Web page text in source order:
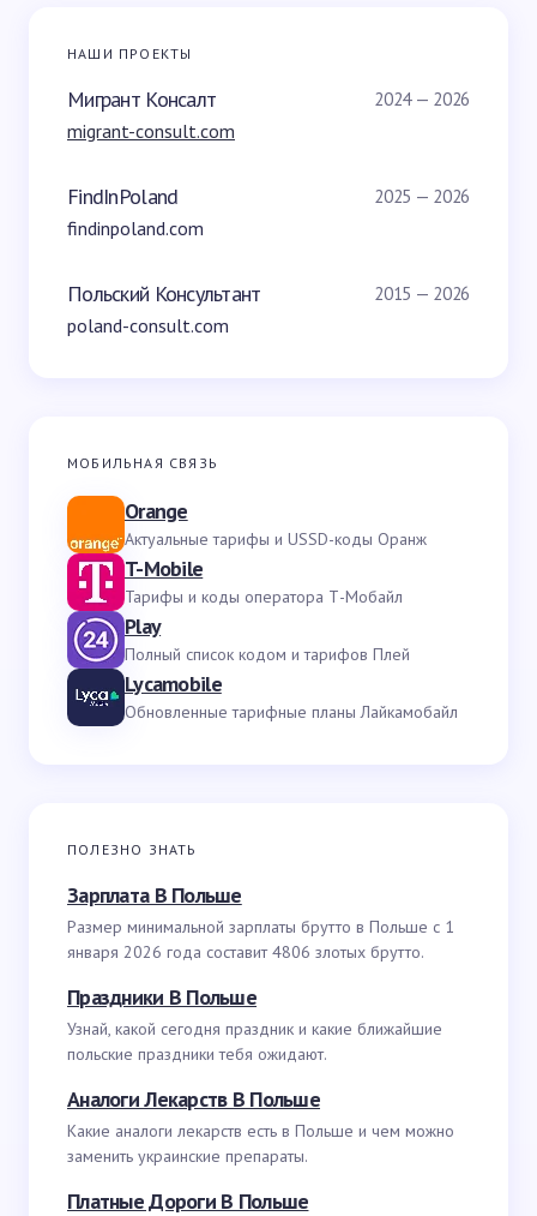
НАШИ ПРОЕКТЫ
Мигрант Консалт 2024 — 2026
migrant-consult.com
FindInPoland 2025 — 2026
findinpoland.com
Польский Консультант 2015 — 2026
poland-consult.com
МОБИЛЬНАЯ СВЯЗЬ
Orange
Актуальные тарифы и USSD-коды Оранж
T-Mobile
Тарифы и коды оператора Т-Мобайл
Play
Полный список кодом и тарифов Плей
Lycamobile
Обновленные тарифные планы Лайкамобайл
ПОЛЕЗНО ЗНАТЬ
Зарплата В Польше
Размер минимальной зарплаты брутто в Польше с 1
января 2026 года составит 4806 злотых брутто.
Праздники В Польше
Узнай, какой сегодня праздник и какие ближайшие
польские праздники тебя ожидают.
Аналоги Лекарств В Польше
Какие аналоги лекарств есть в Польше и чем можно
заменить украинские препараты.
Платные Дороги В Польше